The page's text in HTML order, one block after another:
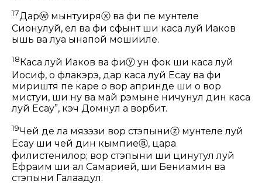
17Дарⓦ мынтуиряⓧ ва фи пе мунтеле
Сионулуй, ел ва фи сфынт ши каса луй Иаков
ышь ва луа ынапой мошииле.
18 Каса луй Иаков ва фиⓨ ун фок ши каса луй
Иосиф, о флакэрэ, дар каса луй Есау ва фи
мириштя пе каре о вор апринде ши о вор
мистуи, ши ну ва май рэмыне ничунул дин каса
луй Есау”, кэч Домнул а ворбит.
19Чей де ла мязэзи вор стэпыниⓩ мунтеле луй
Есау ши чей дин кымпиеⓐ, цара
филистенилор; вор стэпыни ши цинутул луй
Ефраим ши ал Самарией, ши Бениамин ва
стэпыни Галаадул.